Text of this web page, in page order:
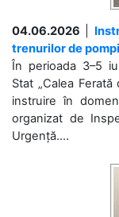
04.06.2026
trenurilor de
În perioada 3–5
Stat „Calea
instruire în
organizat de
Urgență....